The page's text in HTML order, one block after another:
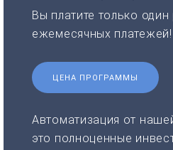
Вы платите только один
ежемесячных платежей!
ЦЕНА ПРОГРАММЫ
Автоматизация от
это полноценные